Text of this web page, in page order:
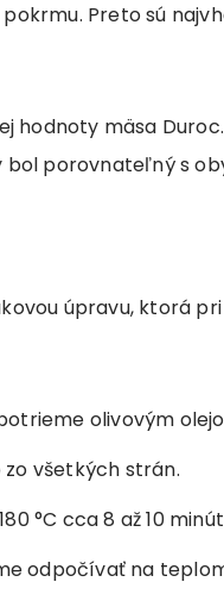
Preto sú
hodnoty mäsa
porovnateľný s
úpravu, ktorá
olivovým
všetkých strán.
°C cca 8 až 10
odpočívať na